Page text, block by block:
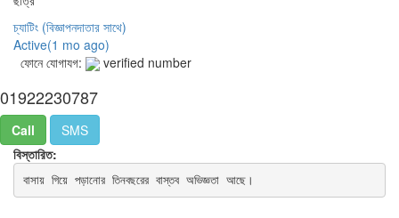
চ্যাটিং (বিজ্ঞাপনদাতার সাথে)
Active(1 mo ago)
ফোনে যোগাযগ:
verified number
01922230787
Call
SMS
বিস্তারিত:
বাসায় গিয়ে পড়ানোর তিনবছরের বাস্তব অভিজ্ঞতা আছে।